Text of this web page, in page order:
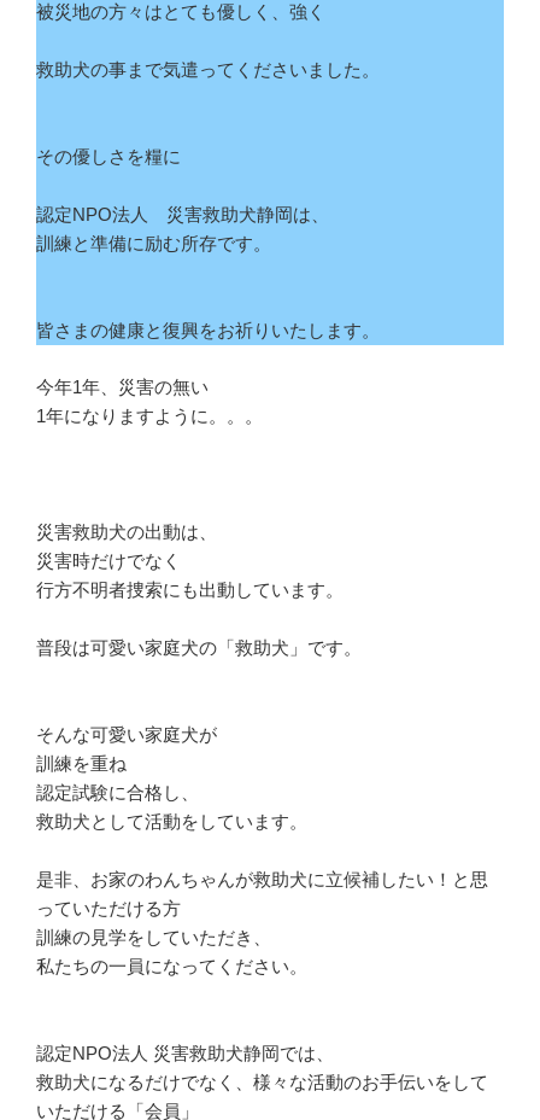
被災地の方々はとても優しく、強く
救助犬の事まで気遣ってくださいました。
その優しさを糧に
認定NPO法人 災害救助犬静岡は、
訓練と準備に励む所存です。
皆さまの健康と復興をお祈りいたします。
今年1年、災害の無い
1年になりますように。。。
災害救助犬の出動は、
災害時だけでなく
行方不明者捜索にも出動しています。
普段は可愛い家庭犬の「救助犬」です。
そんな可愛い家庭犬が
訓練を重ね
認定試験に合格し、
救助犬として活動をしています。
是非、お家のわんちゃんが救助犬に立候補したい！と思
っていただける方
訓練の見学をしていただき、
私たちの一員になってください。
認定NPO法人 災害救助犬静岡では、
救助犬になるだけでなく、様々な活動のお手伝いをして
いただける「会員」